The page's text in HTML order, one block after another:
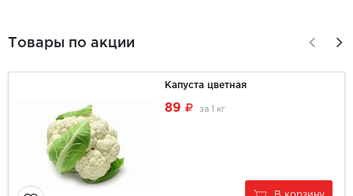
Товары по акции
Капуста цветная
89 за 1 кг